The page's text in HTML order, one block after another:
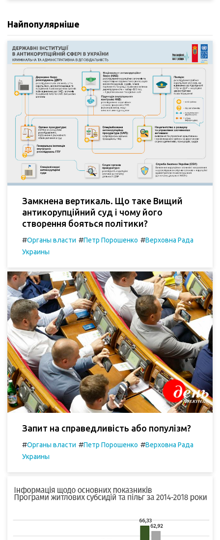
Найпопулярніше
Замкнена вертикаль. Що таке Вищий
антикорупційний суд і чому його
створення бояться політики?
#Органы власти #Петр Порошенко #Верховна Рада
Украины
Запит на справедливість або популізм?
#Органы власти #Петр Порошенко #Верховна Рада
Украины